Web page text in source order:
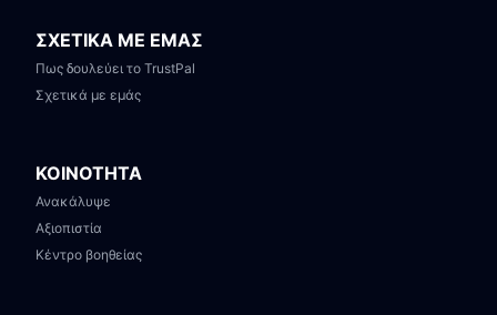
ΣΧΕΤΙΚΑ ΜΕ ΕΜΑΣ
Πως δουλεύει το TrustPal
Σχετικά με εμάς
ΚΟΙΝΟΤΗΤΑ
Ανακάλυψε
Αξιοπιστία
Κέντρο βοηθείας